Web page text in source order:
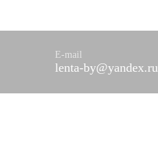
E-mail
lenta-by@yandex.ru